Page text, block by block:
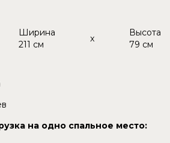
Ширина
211 см
x
Высота
79 см
на одно спальное место: